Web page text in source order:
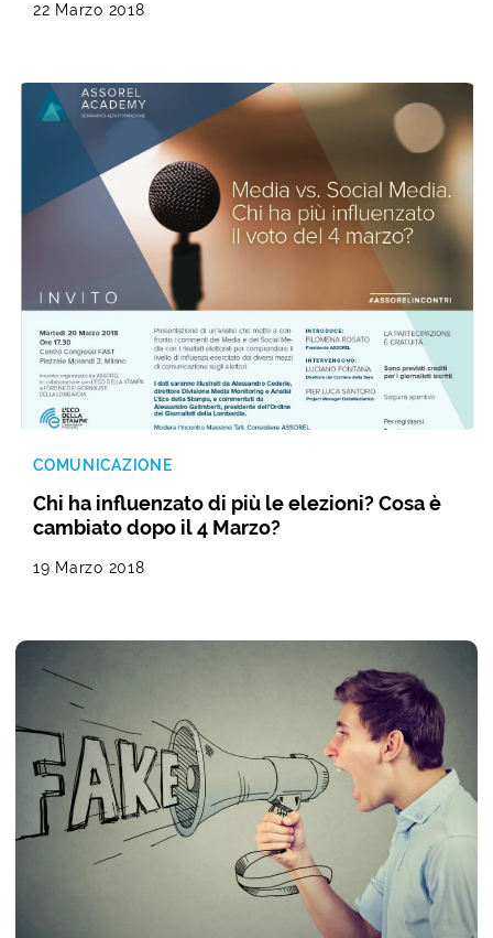
22 Marzo 2018
COMUNICAZIONE
Chi ha influenzato di più le elezioni? Cosa è
cambiato dopo il 4 Marzo?
19 Marzo 2018